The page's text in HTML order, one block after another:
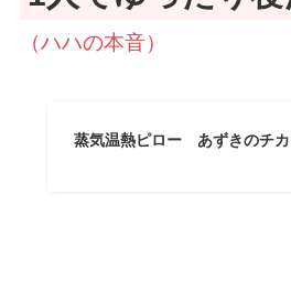
（ハハの本音）
蒸気温熱ピロー あずきのチ